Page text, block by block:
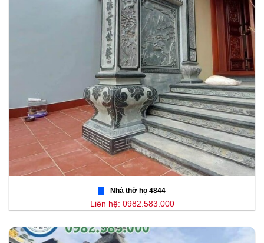
Nhà thờ họ 4844
Liên hệ: 0982.583.000